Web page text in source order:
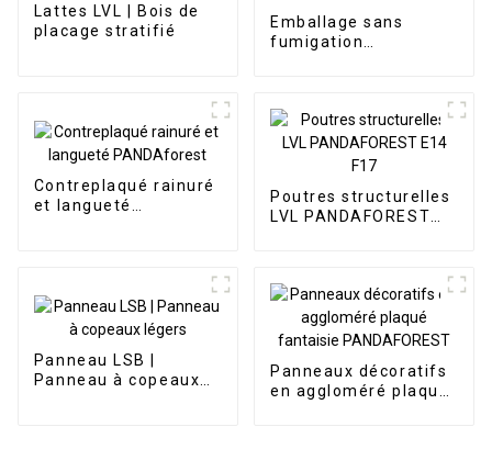
Lattes LVL | Bois de
placage stratifié
Emballage sans
fumigation
Contreplaqué rainuré
et langueté
Poutres structurelles
LVL PANDAFOREST
Panneau LSB |
Panneau à copeaux
Panneaux décoratifs
en aggloméré plaqué